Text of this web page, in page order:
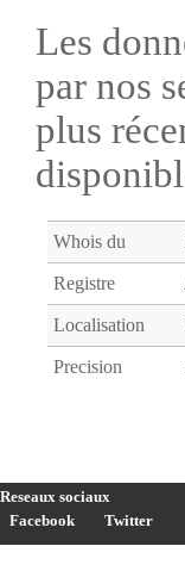
Pays
Morocco -
Pays Morocco -
Les
par nos
plus
Whois du
Registre
Localisation
Precision
Reseaux sociaux
Facebook
Twitter